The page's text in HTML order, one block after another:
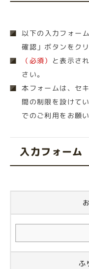
以下の入力フォー
確認」ボタンをク
（必須） と表示さ
さい。
本フォームは、セ
間の制限を設けて
でのご利用をお願い
入力フォーム
ふ